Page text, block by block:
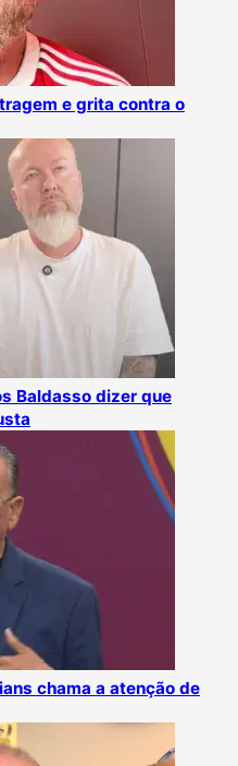
e grita contra o
Baldasso dizer que
chama a atenção de